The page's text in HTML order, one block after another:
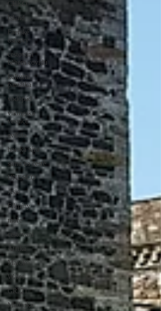
CHKO
Island
Faerské
ostrovy
cestování
během covidu
kulturní
památka
vodopád
vikingská
vesnice
zvířata
horská túra
sama na cestě
UNESCO
Asie
Filipíny
moře
cestování
Afrika
Maroko
Wales
GR221
Mallorka